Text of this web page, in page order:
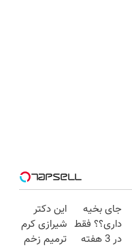
جای بخیه
داری؟؟ فقط
در 3 هفته
این دکتر
شیرازی کرم
ترمیم زخم